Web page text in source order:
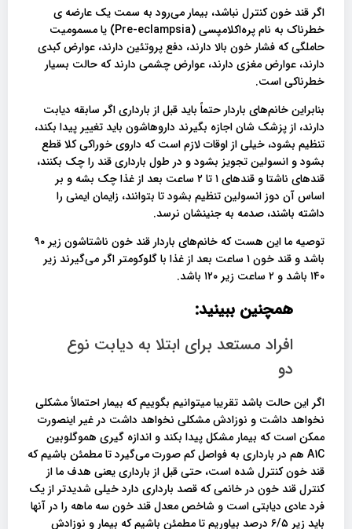
اگر قند خون کنترل نباشد، بیمار می‌رود به سمت یک عارضه ی
خطرناک به نام پره‌اکلامپسی (Pre-eclampsia) یا مسمومیت
حاملگی که فشار خون بالا دارند، دفع پروتئین دارند، عوارض کبدی
دارند، عوارض مغزی دارند، عوارض چشمی دارند که حالت بسیار
خطرناکی است.
بنابراین خانم‌های باردار حتماً باید قبل از بارداری اگر سابقه دیابت
دارند، از پزشک شان اجازه بگیرند داروهاشون باید تغییر پیدا بکند،
تنظیم بشود، خیلی از اوقات لازم است که داروی خوراکی کلا قطع
بشود و انسولین تجویز بشود و در طول بارداری قند را چک بکنند،
قندهای ناشتا و قندهای ۱ تا ۲ ساعت بعد از غذا چک بشه و بر
اساس آن دوز انسولین تنظیم بشود تا بتوانند، زایمان ایمنی را
داشته باشند، صدمه به جنینشان نرسد.
توصیه ما این هست که خانم‌های باردار قند خون ناشتاشون زیر ۹۰
باشد و قند خون ۱ ساعت بعد از غذا با گلوکومتر اگر می‌گیرند زیر
۱۴۰ باشد و ۲ ساعت زیر ۱۲۰ باشد.
همچنین ببینید:
افراد مستعد برای ابتلا به دیابت نوع
دو
اگر این حالت باشد تقریبا میتوانیم بگوییم که بیمار احتمالاً مشکلی
نخواهد داشت و نوزادش مشکلی نخواهد داشت در غیر اینصورت
ممکن است که بیمار مشکل پیدا بکند و اندازه گیری هموگلوبین
A1C هم در بارداری به فواصل کم صورت می‌گیرد تا مطمئن باشیم که
قند خون کنترل شده است، حتی قبل از بارداری یعنی هدف ما از
کنترل قند خون در خانمی که قصد بارداری دارد خیلی شدیدتر از یک
فرد عادی دیابتی است و شاخص معدل قند خون سه ماهه را در آنها
باید زیر ۶/۵ درصد بیاوریم تا مطمئن باشیم که بیمار و نوزادش